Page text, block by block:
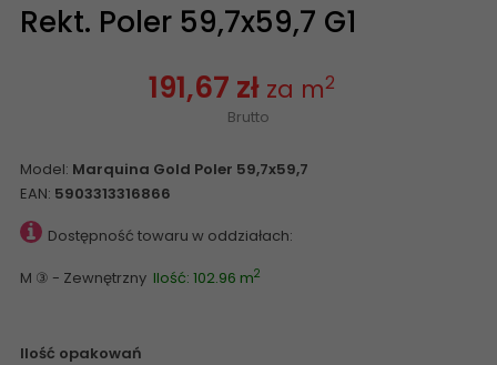
Rekt. Poler 59,7x59,7 G1
191,67 zł za m2
Brutto
Model: Marquina Gold Poler 59,7x59,7
EAN: 5903313316866
Dostępność towaru w oddziałach:
M ③ - Zewnętrzny Ilość: 102.96 m2
Ilość opakowań